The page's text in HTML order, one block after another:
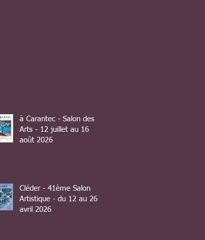
à Carantec - Salon des
Arts - 12 juillet au 16
août 2026
Cléder - 41ème Salon
Artistique - du 12 au 26
avril 2026